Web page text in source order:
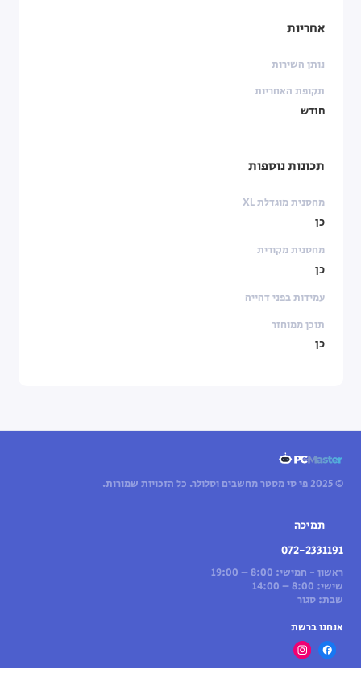
אחריות
נותן השירות
תקופת האחריות
חודש
תכונות נוספות
מחסנית מוגדלת XL
כן
מחסנית מקורית
כן
עמידות בפני דהייה
תוכן ממוחזר
כן
© 2025 פי סי מסטר מחשבים וסלולר. כל הזכויות שמורות.
תמיכה
072-2331191
ראשון - חמישי: 8:00 – 19:00
שישי: 8:00 – 14:00
שבת: סגור
אנחנו ברשת